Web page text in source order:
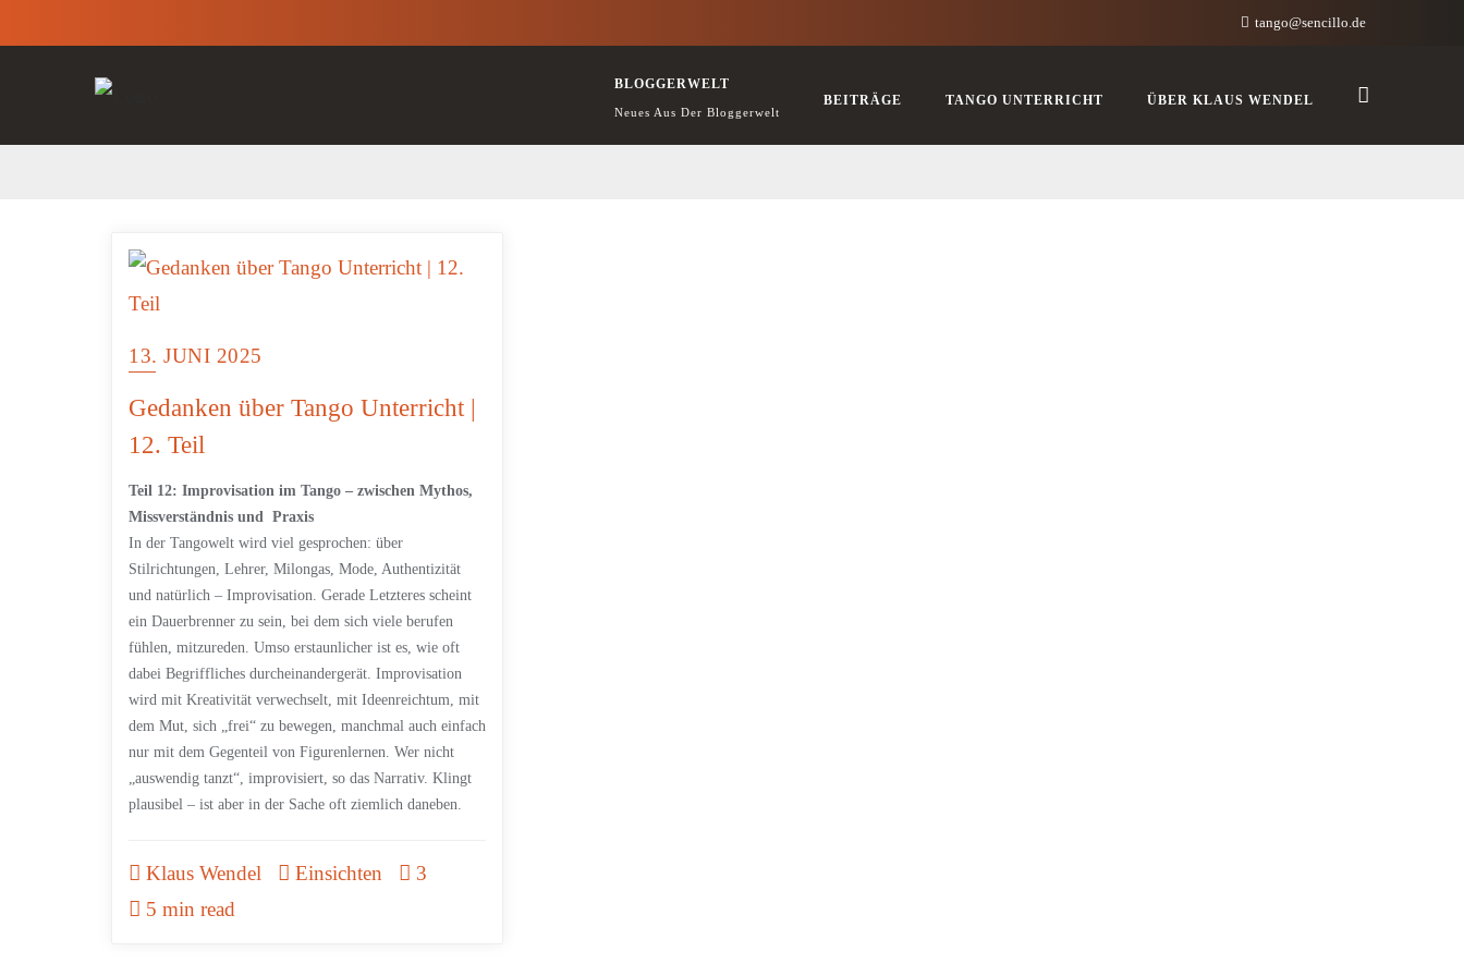
tango@sencillo.de
BLOGGERWELT
Neues Aus Der Bloggerwelt
BEITRÄGE TANGO UNTERRICHT ÜBER KLAUS WENDEL
13. JUNI 2025
Gedanken über Tango Unterricht |
12. Teil
Teil 12: Improvisation im Tango – zwischen Mythos,
Missverständnis und Praxis
In der Tangowelt wird viel gesprochen: über
Stilrichtungen, Lehrer, Milongas, Mode, Authentizität
und natürlich – Improvisation. Gerade Letzteres scheint
ein Dauerbrenner zu sein, bei dem sich viele berufen
fühlen, mitzureden. Umso erstaunlicher ist es, wie oft
dabei Begriffliches durcheinandergerät. Improvisation
wird mit Kreativität verwechselt, mit Ideenreichtum, mit
dem Mut, sich „frei“ zu bewegen, manchmal auch einfach
nur mit dem Gegenteil von Figurenlernen. Wer nicht
„auswendig tanzt“, improvisiert, so das Narrativ. Klingt
plausibel – ist aber in der Sache oft ziemlich daneben.
Klaus Wendel Einsichten
3
5 min read